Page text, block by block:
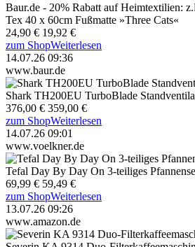
Baur.de - 20% Rabatt auf Heimtextilien:
Tex 40 x 60cm Fußmatte »Three Cats«
24,90 € 19,92 €
zum ShopWeiterlesen
14.07.26 09:36
www.baur.de
Shark TH200EU TurboBlade
376,00 € 359,00 €
zum ShopWeiterlesen
14.07.26 09:01
www.voelkner.de
Tefal Day By Day On 3-teiliges
69,99 € 59,49 €
zum ShopWeiterlesen
13.07.26 09:26
www.amazon.de